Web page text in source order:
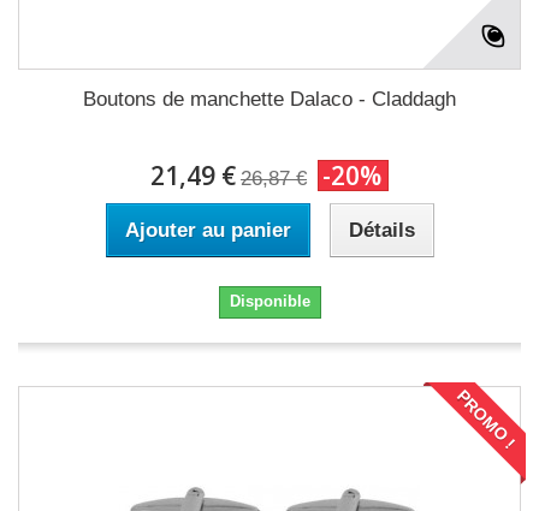
Boutons de manchette Dalaco - Claddagh
21,49 € 26,87 € -20%
Ajouter au panier Détails
Disponible
PROMO !